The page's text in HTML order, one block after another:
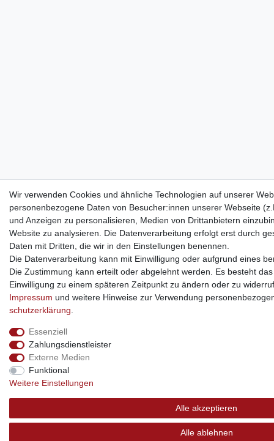
Wir verwenden Cookies und ähnliche Technologien auf unserer
personenbezogene Daten von Besucher:innen unserer Webseite
und Anzeigen zu personalisieren, Medien von Drittanbietern
Website zu analysieren. Die Datenverarbeitung erfolgt erst durch
Daten mit Dritten, die wir in den Einstellungen benennen.
Die Datenverarbeitung kann mit Einwilligung oder aufgrund eines
Die Zustimmung kann erteilt oder abgelehnt werden. Es besteht
Einwilligung zu einem späteren Zeitpunkt zu ändern oder zu
Impressum und weitere Hinweise zur Verwendung
schutz­erklärung
Essenziell
Zahlungsdienstleister
Externe Medien
Funktional
Weitere Einstellungen
Alle akzeptieren
Alle ablehnen